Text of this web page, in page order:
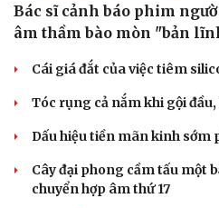
Bác sĩ cảnh báo phim
âm thầm bào mòn "bản
Cái giá đắt của việc tiêm
Tóc rụng cả nắm khi gội
Dấu hiệu tiền mãn kinh sớm
Cây đại phong cầm tấu một
chuyển hợp âm thứ 17